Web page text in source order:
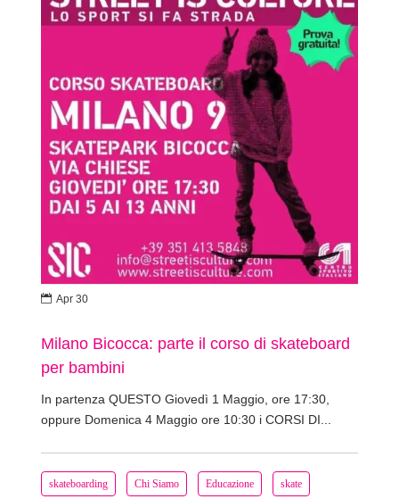
skateboarding Chi Siamo Educazione skate
Milano Bicocca: parte il corso di skateboard
per bambini
In partenza QUESTO Giovedì 1 Maggio, ore 17:30,
oppure Domenica 4 Maggio ore 10:30 i CORSI DI...
 Apr 30